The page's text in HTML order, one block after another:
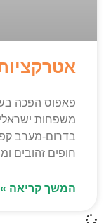
פאפוס הפכה
משפחות
בדרום-מערב
חופים זהובים
המשך קריאה »